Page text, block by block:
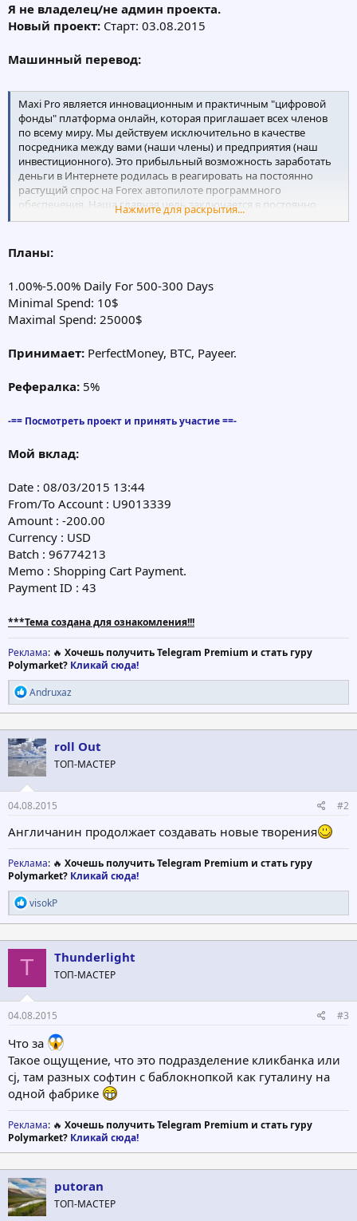
Я не владелец/не админ проекта.
Новый проект: Старт: 03.08.2015
Машинный перевод:
Maxi Pro является инновационным и практичным "цифровой
фонды" платформа онлайн, которая приглашает всех членов
по всему миру. Мы действуем исключительно в качестве
посредника между вами (наши члены) и предприятия (наш
инвестиционного). Это прибыльный возможность заработать
деньги в Интернете родилась в реагировать на постоянно
растущий спрос на Forex автопилоте программного
обеспечения. Наша главная цель заключается в постоянно
увеличивать взаимную отдачу от инвестиций за счет Maxi Pro
Нажмите для раскрытия...
Планы:
1.00%-5.00% Daily For 500-300 Days
Minimal Spend: 10$
Maximal Spend: 25000$
Принимает: PerfectMoney, BTC, Payeer.
Рефералка: 5%
-== Посмотреть проект и принять участие ==-
Мой вклад:
Date : 08/03/2015 13:44
From/To Account : U9013339
Amount : -200.00
Currency : USD
Batch : 96774213
Memo : Shopping Cart Payment.
Payment ID : 43
***Тема создана для ознакомления!!!
Реклама: 🔥 Хочешь получить Telegram Premium и стать гуру
Polymarket? Кликай сюда!
Р
е
а
к
ц
и
и
:
Andruxaz
roll Out
ТОП-МАСТЕР
04.08.2015 #2
Англичанин продолжает создавать новые творения
Реклама: 🔥 Хочешь получить Telegram Premium и стать гуру
Polymarket? Кликай сюда!
Р
е
а
к
ц
и
:
visokP
T Thunderlight
ТОП-МАСТЕР
04.08.2015 #3
Что за
Такое ощущение, что это подразделение кликбанка или
cj, там разных софтин с баблокнопкой как гуталину на
одной фабрике
Реклама: 🔥 Хочешь получить Telegram Premium и стать гуру
Polymarket? Кликай сюда!
putoran
ТОП-МАСТЕР